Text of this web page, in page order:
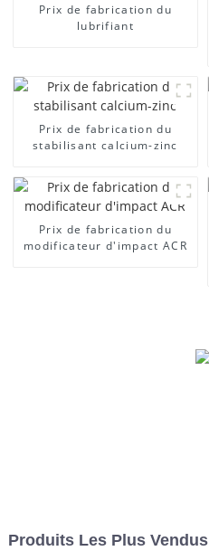
Prix ​​de fabrication du
lubrifiant
Prix ​​de fabrication du
stabilisant calcium-zinc
Prix ​​de fabrication du
modificateur d'impact ACR
Produits Les Plus Vendus